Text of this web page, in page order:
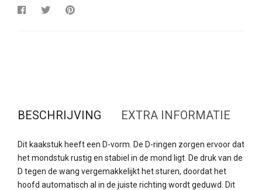
BESCHRIJVING EXTRA INFORMATIE
Dit kaakstuk heeft een D-vorm. De D-ringen zorgen ervoor dat
het mondstuk rustig en stabiel in de mond ligt. De druk van de
D tegen de wang vergemakkelijkt het sturen, doordat het
hoofd automatisch al in de juiste richting wordt geduwd. Dit